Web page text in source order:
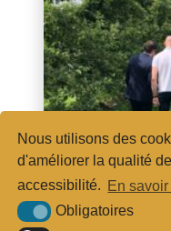
Nous utilisons des
d'améliorer la qualité
accessibilité. En
Obligatoires